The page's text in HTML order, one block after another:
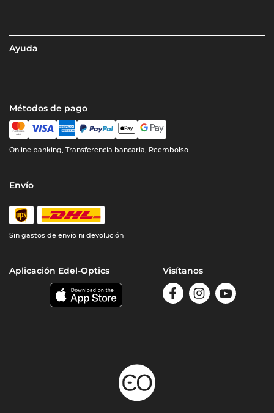
Ayuda
Métodos de pago
Online banking, Transferencia bancaria, Reembolso
Envío
Sin gastos de envío ni devolución
Aplicación Edel-Optics Visítanos